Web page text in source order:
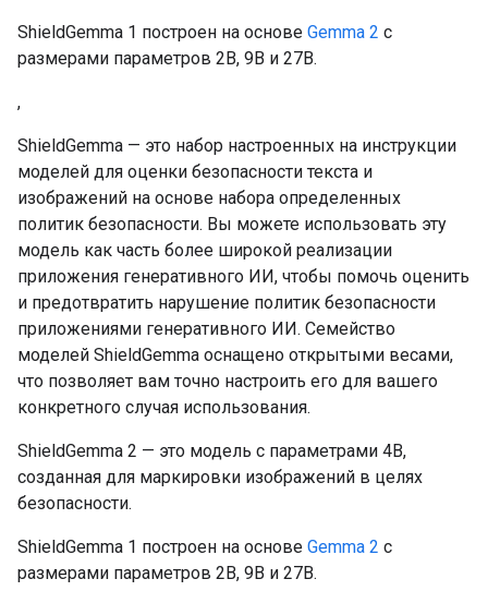
ShieldGemma 1 построен на основе Gemma 2 с
размерами параметров 2B, 9B и 27B.
,
ShieldGemma — это набор настроенных на инструкции
моделей для оценки безопасности текста и
изображений на основе набора определенных
политик безопасности. Вы можете использовать эту
модель как часть более широкой реализации
приложения генеративного ИИ, чтобы помочь оценить
и предотвратить нарушение политик безопасности
приложениями генеративного ИИ. Семейство
моделей ShieldGemma оснащено открытыми весами,
что позволяет вам точно настроить его для вашего
конкретного случая использования.
ShieldGemma 2 — это модель с параметрами 4B,
созданная для маркировки изображений в целях
безопасности.
ShieldGemma 1 построен на основе Gemma 2 с
размерами параметров 2B, 9B и 27B.